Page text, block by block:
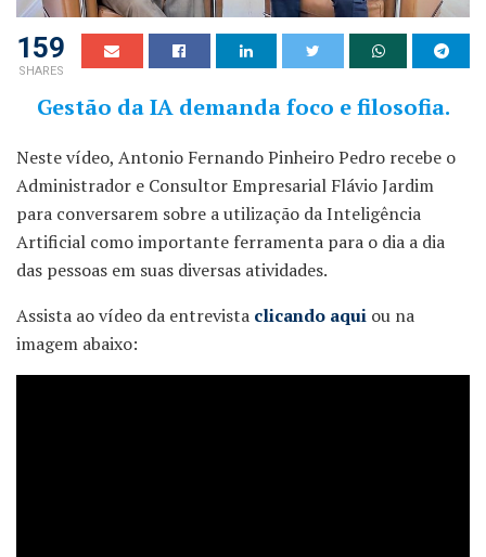
159
SHARES
Gestão da IA demanda foco e filosofia.
Neste vídeo, Antonio Fernando Pinheiro Pedro recebe o
Administrador e Consultor Empresarial Flávio Jardim
para conversarem sobre a utilização da Inteligência
Artificial como importante ferramenta para o dia a dia
das pessoas em suas diversas atividades.
Assista ao vídeo da entrevista clicando aqui ou na
imagem abaixo: